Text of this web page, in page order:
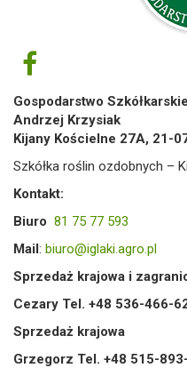
Gospodarstwo Szkółkarskie
Andrzej Krzysiak
Kijany Kościelne 27A, 21-
Szkółka roślin ozdobnych –
Kontakt:
Biuro 81 75 77 593
Mail: biuro@iglaki.agro.pl
Sprzedaż krajowa i
Cezary Tel. +48 536-466-
Sprzedaż krajowa
Grzegorz Tel. +48 515-